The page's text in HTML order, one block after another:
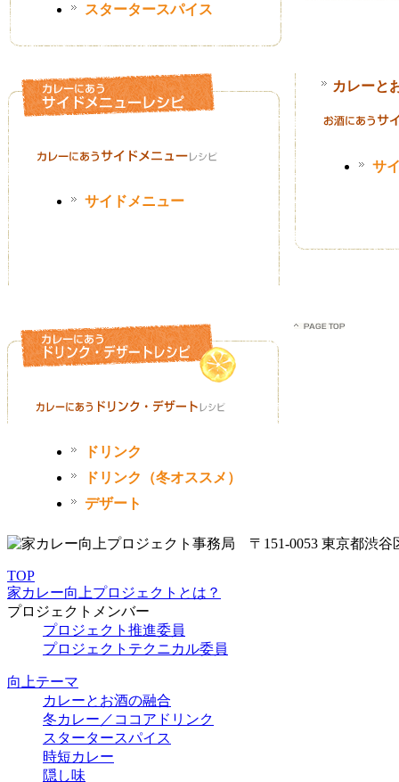
スタータースパイス
サイドメニュー
カレーと
サ
ドリンク
ドリンク（冬オススメ）
デザート
TOP
家カレー向上プロジェクトとは？
プロジェクトメンバー
プロジェクト推進委員
プロジェクトテクニカル委員
向上テーマ
カレーとお酒の融合
冬カレー／ココアドリンク
スタータースパイス
時短カレー
隠し味